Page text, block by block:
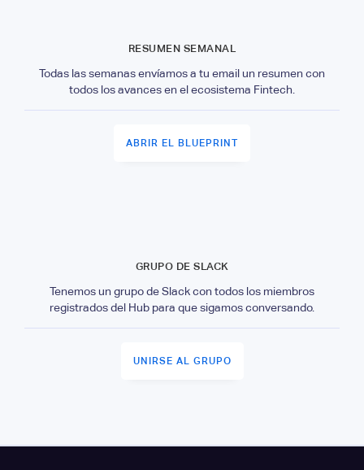
RESUMEN SEMANAL
Todas las semanas envíamos a tu email un resumen con
todos los avances en el ecosistema Fintech.
ABRIR EL BLUEPRINT
GRUPO DE SLACK
Tenemos un grupo de Slack con todos los miembros
registrados del Hub para que sigamos conversando.
UNIRSE AL GRUPO